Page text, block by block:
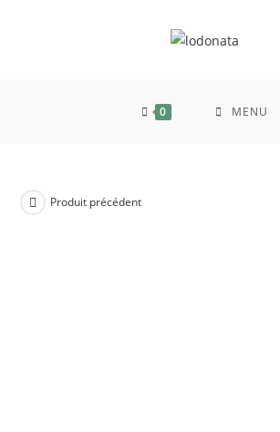
0 MENU
Produit précédent